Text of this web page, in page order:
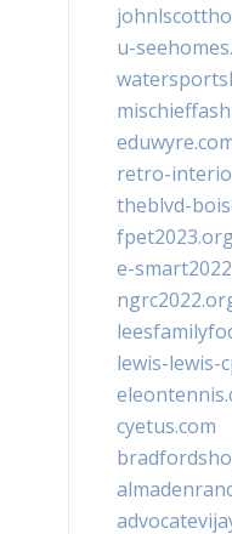
u-
retro-
theblvd-
e-
lewis-lewis-
cyetus.com